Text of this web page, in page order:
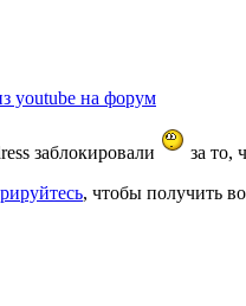
youtube на форум
заблокировали за то,
, чтобы получить